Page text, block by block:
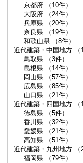
京都府 （10件）
大阪府 （24件）
兵庫県 （20件）
奈良県 （19件）
和歌山県 （8件）
近代建築・中国地方 （
鳥取県 （3件）
島根県 （14件）
岡山県 （57件）
広島県 （85件）
山口県 （21件）
近代建築・四国地方 （
徳島県 （5件）
香川県 （32件）
愛媛県 （21件）
高知県 （51件）
近代建築・九州地方 （
福岡県 （79件）